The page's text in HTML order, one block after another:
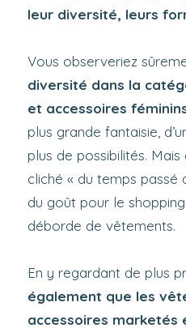
leur diversité, leurs
Vous observeriez
diversité dans la
et accessoires
plus grande fantaisie,
plus de possibilités.
cliché « du temps passé
du goût pour le
déborde de vêtements.
En y regardant de plus
également que les
accessoires marketés